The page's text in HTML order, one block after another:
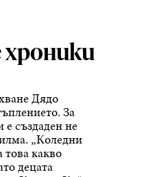
Дядо
За
е създаден не
„Коледни
това какво
децата